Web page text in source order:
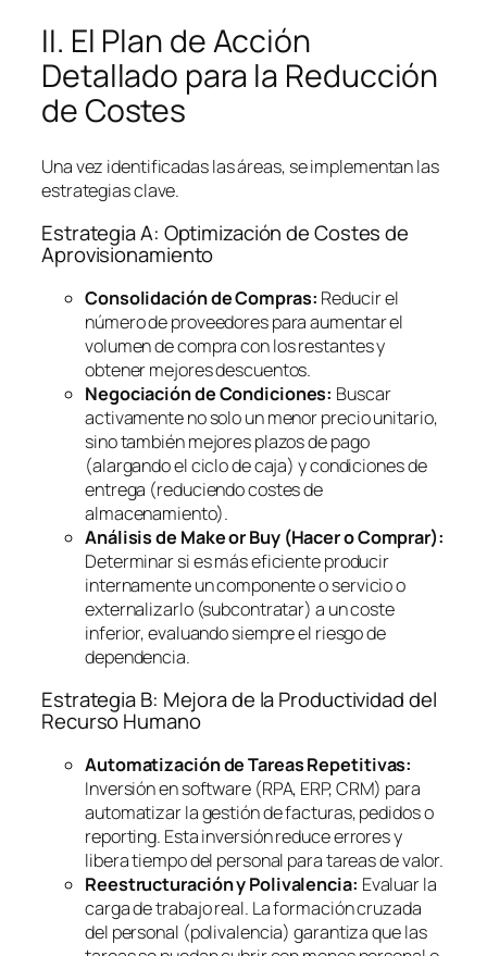
II. El Plan de Acción
Detallado para la Reducción
de Costes
Una vez identificadas las áreas, se implementan las
estrategias clave.
Estrategia A: Optimización de Costes de
Aprovisionamiento
Consolidación de Compras: Reducir el
número de proveedores para aumentar el
volumen de compra con los restantes y
obtener mejores descuentos.
Negociación de Condiciones: Buscar
activamente no solo un menor precio unitario,
sino también mejores plazos de pago
(alargando el ciclo de caja) y condiciones de
entrega (reduciendo costes de
almacenamiento).
Análisis de Make or Buy(Hacer o Comprar):
Determinar si es más eficiente producir
internamente un componente o servicio o
externalizarlo (subcontratar) a un coste
inferior, evaluando siempre el riesgo de
dependencia.
Estrategia B: Mejora de la Productividad del
Recurso Humano
Automatización de Tareas Repetitivas:
Inversión ensoftware(RPA, ERP, CRM) para
automatizar la gestión de facturas, pedidos o
reporting. Esta inversión reduce errores y
libera tiempo del personal para tareas de valor.
Reestructuración y Polivalencia: Evaluar la
carga de trabajo real. La formación cruzada
del personal (polivalencia) garantiza que las